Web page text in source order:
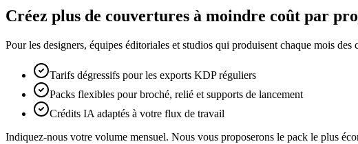
Créez plus de couvertures à moindre coût par
Pour les designers, équipes éditoriales et studios qui produisent chaque mois des
Tarifs dégressifs pour les exports KDP réguliers
Packs flexibles pour broché, relié et supports de lancement
Crédits IA adaptés à votre flux de travail
Indiquez-nous votre volume mensuel. Nous vous proposerons le pack le plus